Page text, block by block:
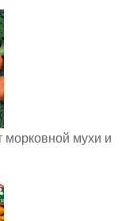
морковной мухи и